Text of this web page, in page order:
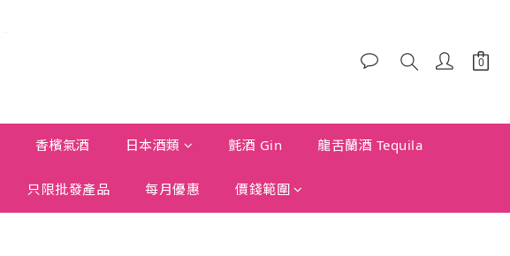
香檳氣酒 日本酒類 氈酒 Gin 龍舌蘭酒 Tequila
只限批發產品 每月優惠 價錢範圍